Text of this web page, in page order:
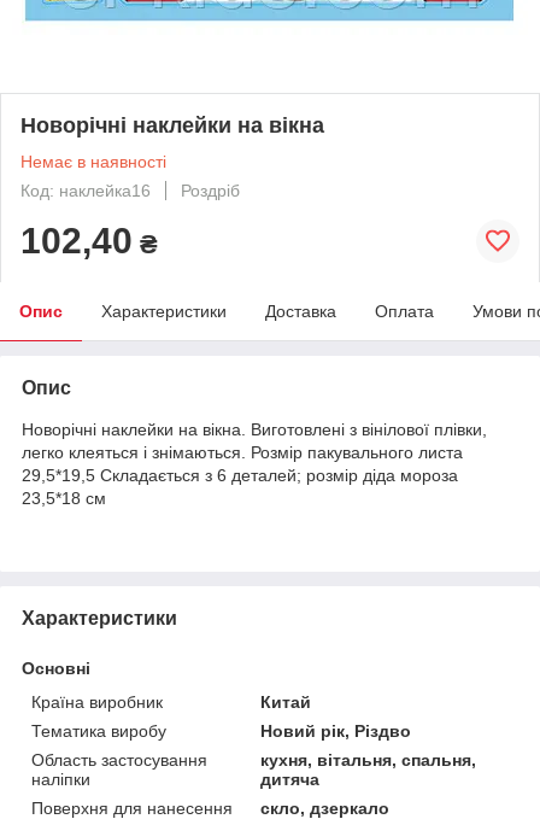
Новорічні наклейки на вікна
Немає в наявності
Код: наклейка16
Роздріб
102,40 ₴
Опис Характеристики Доставка Оплата Умови
Опис
Новорічні наклейки на вікна. Виготовлені з вінілової плівки,
легко клеяться і знімаються. Розмір пакувального листа
29,5*19,5 Складається з 6 деталей; розмір діда мороза
23,5*18 см
Характеристики
Основні
Країна виробник
Китай
Тематика виробу
Новий рік, Різдво
Область застосування
наліпки
кухня, вітальня, спальня,
дитяча
Поверхня для нанесення
скло, дзеркало